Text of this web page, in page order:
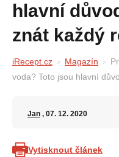
hlavní
znát každý
iRecept.cz Magazín
voda? Toto jsou hlavní
Jan , 07. 12. 2020
Vytisknout článek